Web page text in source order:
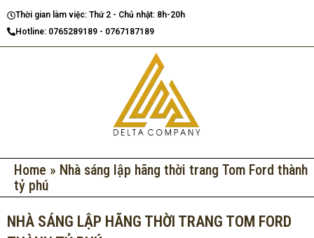
tới
nội
Thời gian làm việc: Thứ 2 - Chủ nhật: 8h-20h
Hotline: 0765289189 - 0767187189
Home » Nhà sáng lập hãng thời trang Tom Ford thành
tỷ phú
NHÀ SÁNG LẬP HÃNG THỜI TRANG TOM FORD